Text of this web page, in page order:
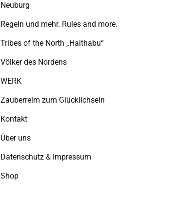
Neuburg
Regeln und mehr. Rules and more.
Tribes of the North „Haithabu“
Völker des Nordens
WERK
Zauberreim zum Glücklichsein
Kontakt
Über uns
Datenschutz & Impressum
Shop